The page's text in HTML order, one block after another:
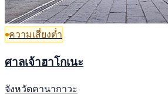
ความเสี่ยงต่ำ
ศาลเจ้าฮาโกเนะ
จังหวัดคานากาวะ